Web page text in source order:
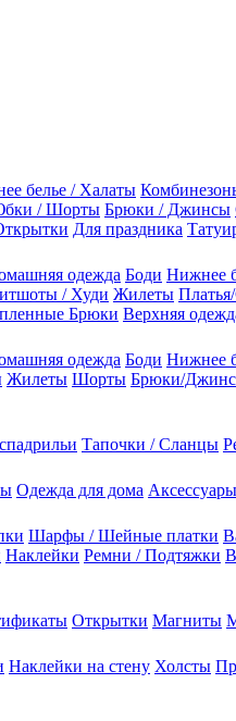
белье / Халаты
/ Шорты Брюки / Джинсы
Для праздника
одежда Боди Нижнее
/ Худи Жилеты
Брюки Верхняя
одежда Боди Нижнее
Жилеты Шорты Брюки/
Тапочки / Сланцы
Одежда для дома Аксессуары
Шарфы / Шейные платки
Наклейки Ремни / Подтяжки
Открытки Магниты
Наклейки на стену Холсты